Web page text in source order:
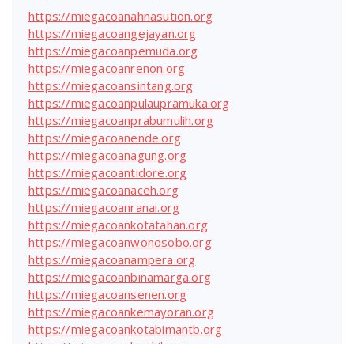
https://miegacoanahnasution.org
https://miegacoangejayan.org
https://miegacoanpemuda.org
https://miegacoanrenon.org
https://miegacoansintang.org
https://miegacoanpulaupramuka.org
https://miegacoanprabumulih.org
https://miegacoanende.org
https://miegacoanagung.org
https://miegacoantidore.org
https://miegacoanaceh.org
https://miegacoanranai.org
https://miegacoankotatahan.org
https://miegacoanwonosobo.org
https://miegacoanampera.org
https://miegacoanbinamarga.org
https://miegacoansenen.org
https://miegacoankemayoran.org
https://miegacoankotabimantb.org